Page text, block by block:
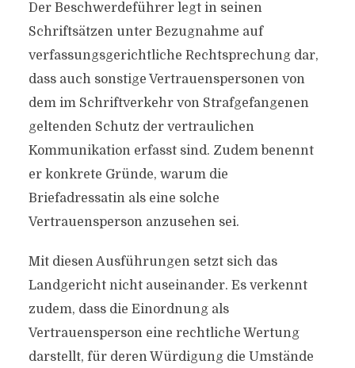
Der Beschwerdeführer legt in seinen
Schriftsätzen unter Bezugnahme auf
verfassungsgerichtliche Rechtsprechung dar,
dass auch sonstige Vertrauenspersonen von
dem im Schriftverkehr von Strafgefangenen
geltenden Schutz der vertraulichen
Kommunikation erfasst sind. Zudem benennt
er konkrete Gründe, warum die
Briefadressatin als eine solche
Vertrauensperson anzusehen sei.
Mit diesen Ausführungen setzt sich das
Landgericht nicht auseinander. Es verkennt
zudem, dass die Einordnung als
Vertrauensperson eine rechtliche Wertung
darstellt, für deren Würdigung die Umstände